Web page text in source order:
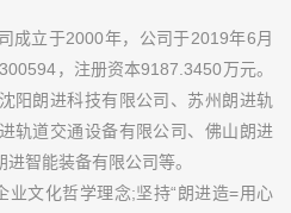
成立于2000年，公司于2019年6月
，注册资本9187.3450万元。
阳朗进科技有限公司、苏州朗进轨
轨道交通设备有限公司、佛山朗进
智能装备有限公司等。
业文化哲学理念;坚持“朗进造=用心